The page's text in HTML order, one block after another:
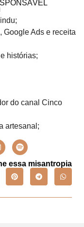
Google Ads e receita
histórias;
do canal Cinco
artesanal;
essa misantropia